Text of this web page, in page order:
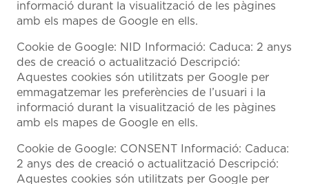
informació durant la visualització de les pàgines
amb els mapes de Google en ells.
Cookie de Google: NID Informació: Caduca: 2 anys
des de creació o actualització Descripció:
Aquestes cookies són utilitzats per Google per
emmagatzemar les preferències de l’usuari i la
informació durant la visualització de les pàgines
amb els mapes de Google en ells.
Cookie de Google: CONSENT Informació: Caduca:
2 anys des de creació o actualització Descripció:
Aquestes cookies són utilitzats per Google per